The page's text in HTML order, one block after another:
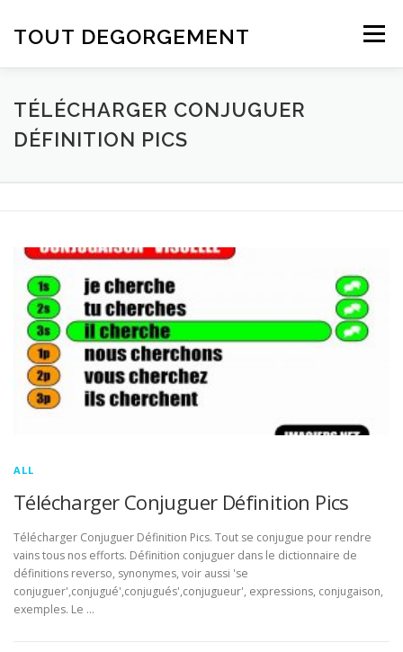
TOUT DEGORGEMENT Menu
TÉLÉCHARGER CONJUGUER
DÉFINITION PICS
ALL
Télécharger Conjuguer Définition Pics
Télécharger Conjuguer Définition Pics. Tout se conjugue pour rendre
vains tous nos efforts. Définition conjuguer dans le dictionnaire de
définitions reverso, synonymes, voir aussi 'se
conjuguer',conjugué',conjugués',conjugueur', expressions, conjugaison,
exemples. Le …